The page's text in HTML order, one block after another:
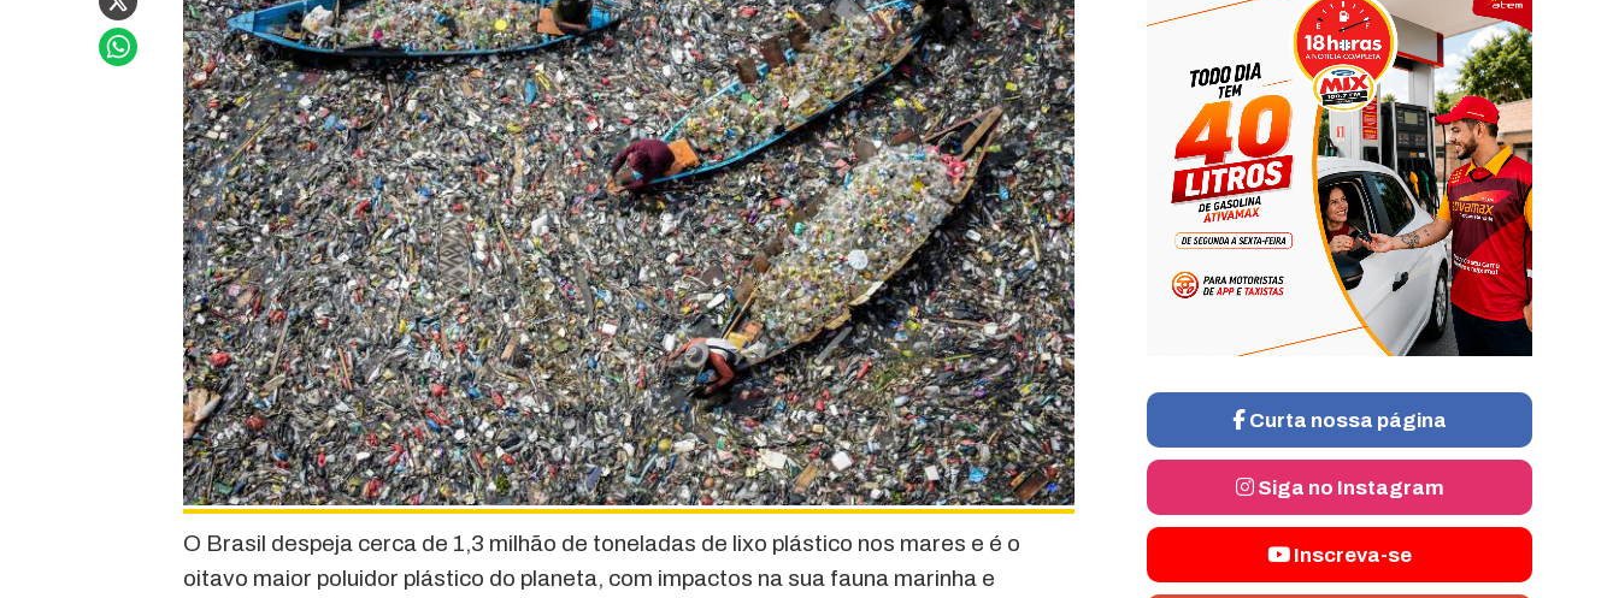
O Brasil despeja cerca de 1,3 milhão de toneladas de lixo plástico nos mares e é o
oitavo maior poluidor plástico do planeta, com impactos na sua fauna marinha e
Curta nossa página
Siga no Instagram
Inscreva-se